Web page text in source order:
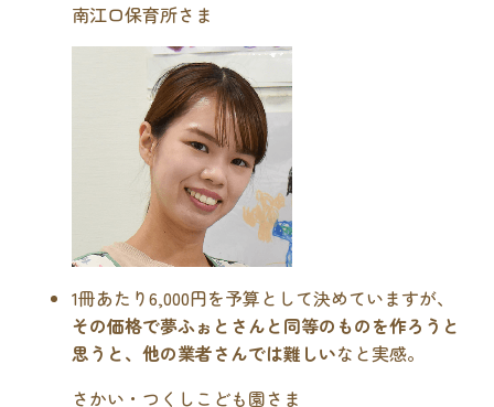
南江口保育所さま
1冊あたり6,000円を予算として決めていますが、
その価格で夢ふぉとさんと同等のものを作ろうと
思うと、他の業者さんでは難しいなと実感。
さかい・つくしこども園さま